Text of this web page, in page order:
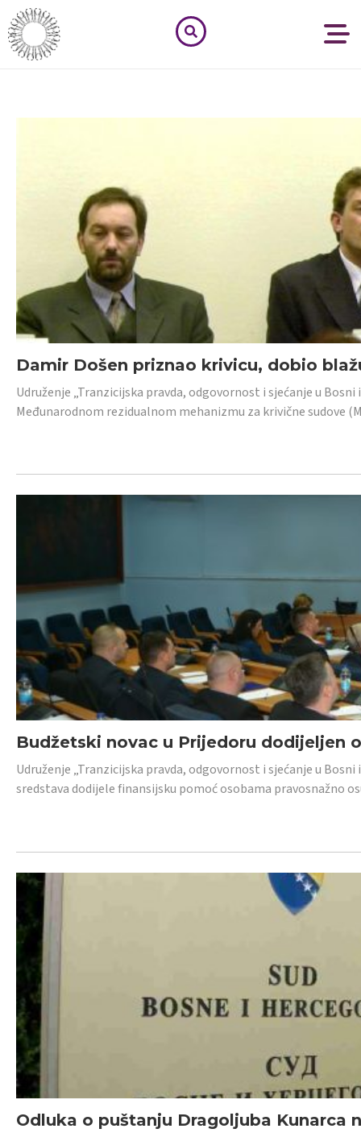
Damir Došen priznao krivicu, dobio
Udruženje „Tranzicijska pravda, odgovornost i sjećanje u
Međunarodnom rezidualnom mehanizmu za krivične sudove
Budžetski novac u Prijedoru dodijeljen
Udruženje „Tranzicijska pravda, odgovornost i sjećanje u
sredstava dodijele finansijsku pomoć osobama pravosnažno
Odluka o puštanju Dragoljuba Kunarca